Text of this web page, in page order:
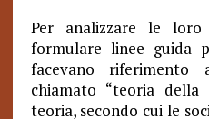
Per analizzare le
formulare linee guida
facevano
chiamato “teoria della
teoria, secondo cui le